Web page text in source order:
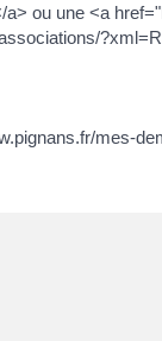
ou une <a
mes-